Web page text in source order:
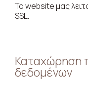
Το website μας
SSL.
Καταχώρηση
δεδομένων